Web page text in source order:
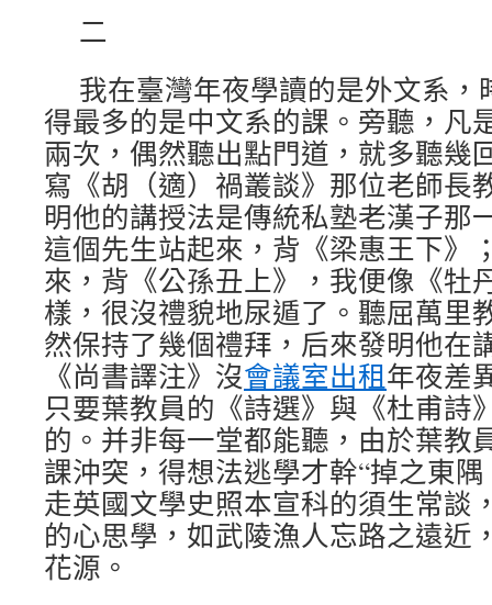
二
我在臺灣年夜學讀的是外文系
得最多的是中文系的課。旁聽，凡
兩次，偶然聽出點門道，就多聽幾
寫《胡（適）禍叢談》那位老師長
明他的講授法是傳統私塾老漢子那
這個先生站起來，背《梁惠王下》
來，背《公孫丑上》，我便像《牡
樣，很沒禮貌地尿遁了。聽屈萬里
然保持了幾個禮拜，后來發明他在
《尚書譯注》沒會議室出租年夜差
只要葉教員的《詩選》與《杜甫詩
的。并非每一堂都能聽，由於葉教
課沖突，得想法逃學才幹“掉之東
走英國文學史照本宣科的須生常談
的心思學，如武陵漁人忘路之遠近
花源。